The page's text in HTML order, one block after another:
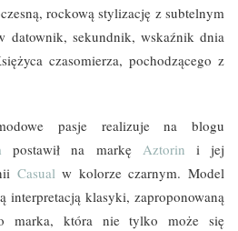
rockową stylizację z subtelnym
datownik, sekundnik, wskaźnik dnia
czasomierza, pochodzącego z
pasje realizuje na blogu
postawił na markę Aztorin i jej
Casualw kolorze czarnym. Model
interpretacją klasyki, zaproponowaną
marka, która nie tylko może się